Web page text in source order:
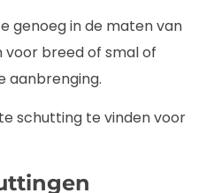
genoeg in de maten van
voor breed of smal of
aanbrenging.
schutting te vinden voor